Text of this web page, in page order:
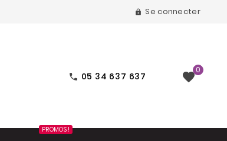
 Se connecter
 05 34 637 637 0
PROMOS !